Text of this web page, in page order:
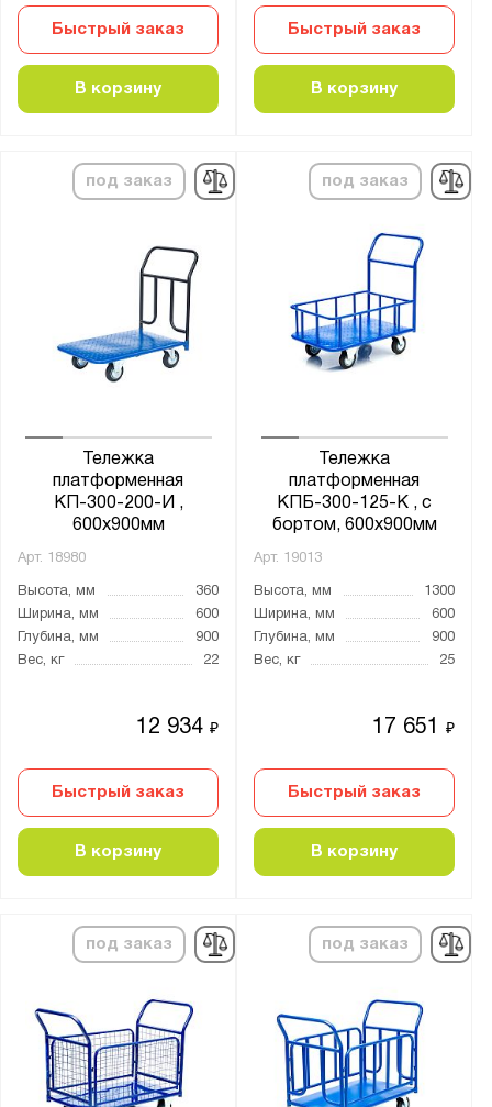
Быстрый заказ
В корзину
Быстрый заказ
В корзину
под заказ
Тележка
платформенная
КП-300-200-И ,
600х900мм
Арт. 18980
Высота, мм
360
Ширина, мм
600
Глубина, мм
900
Вес, кг
22
12 934₽
Быстрый заказ
В корзину
под заказ
Тележка
платформенная
КПБ-300-125-К , с
бортом, 600х900мм
Арт. 19013
Высота, мм
1300
Ширина, мм
600
Глубина, мм
900
Вес, кг
25
17 651₽
Быстрый заказ
В корзину
под заказ под заказ